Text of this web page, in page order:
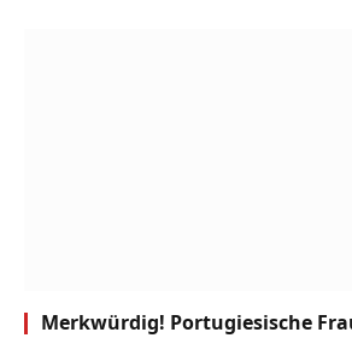
Merkwürdig! Portugiesische